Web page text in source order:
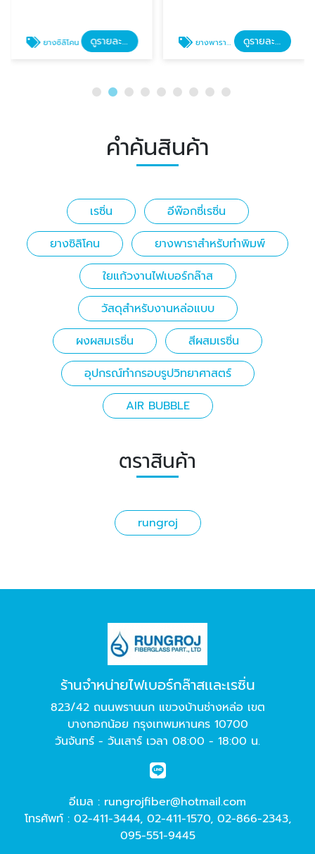
ยางซิลิโคน ดูรายละเอียด ยางพาราสำหรับทำพิมพ์ ดูรายละเอียด
คำค้นสินค้า
เรซิ่น
อีพ๊อกซี่เรซิ่น
ยางซิลิโคน
ยางพาราสำหรับทำพิมพ์
ใยแก้วงานไฟเบอร์กล๊าส
วัสดุสำหรับงานหล่อแบบ
ผงผสมเรซิ่น
สีผสมเรซิ่น
อุปกรณ์ทำกรอบรูปวิทยาศาสตร์
AIR BUBBLE
ตราสินค้า
rungroj
ร้านจำหน่ายไฟเบอร์กล๊าสเเละเรซิ่น
823/42 ถนนพรานนก แขวงบ้านช่างหล่อ เขต
บางกอกน้อย กรุงเทพมหานคร 10700
วันจันทร์ - วันเสาร์ เวลา 08:00 - 18:00 น.
อีเมล : rungrojfiber@hotmail.com
โทรศัพท์ : 02-411-3444, 02-411-1570, 02-866-2343,
095-551-9445